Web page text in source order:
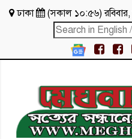
ঢাকা (সকাল ১০:৫৬)রবিবার,